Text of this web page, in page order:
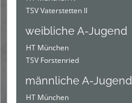
TSV Vaterstetten II
weibliche A-Jugend
HT München
TSV Forstenried
männliche A-Jugend
HT München